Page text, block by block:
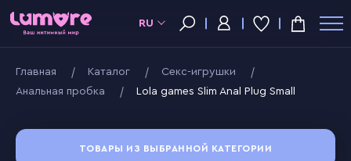
RU
Главная Kаталог
Секс-игрушки
Анальная пробка
Lola games Slim Anal Plug Small
ТОВАРЫ ИЗ ВЫБРАННОЙ КАТЕГОРИИ